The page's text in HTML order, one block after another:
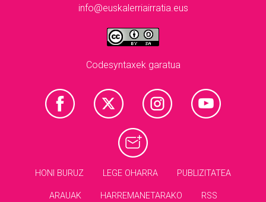
info@euskalerriairratia.eus
Codesyntaxek garatua
HONI BURUZ LEGE OHARRA PUBLIZITATEA
ARAUAK HARREMANETARAKO RSS